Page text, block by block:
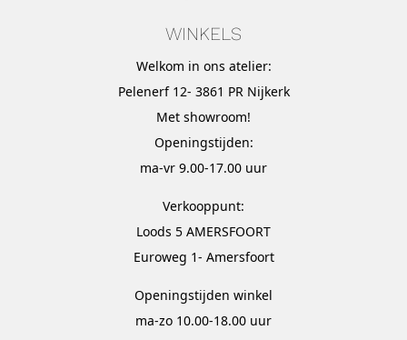
WINKELS
Welkom in ons atelier:
Pelenerf 12- 3861 PR Nijkerk
Met showroom!
Openingstijden:
ma-vr 9.00-17.00 uur
Verkooppunt:
Loods 5 AMERSFOORT
Euroweg 1- Amersfoort
Openingstijden winkel
ma-zo 10.00-18.00 uur